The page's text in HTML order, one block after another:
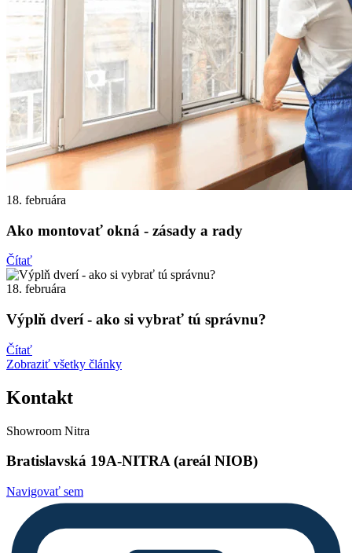
18. februára
Ako montovať okná - zásady a rady
Čítať
18. februára
Výplň dverí - ako si vybrať tú správnu?
Čítať
Zobraziť všetky články
Kontakt
Showroom Nitra
Bratislavská 19A-NITRA (areál NIOB)
Navigovať sem